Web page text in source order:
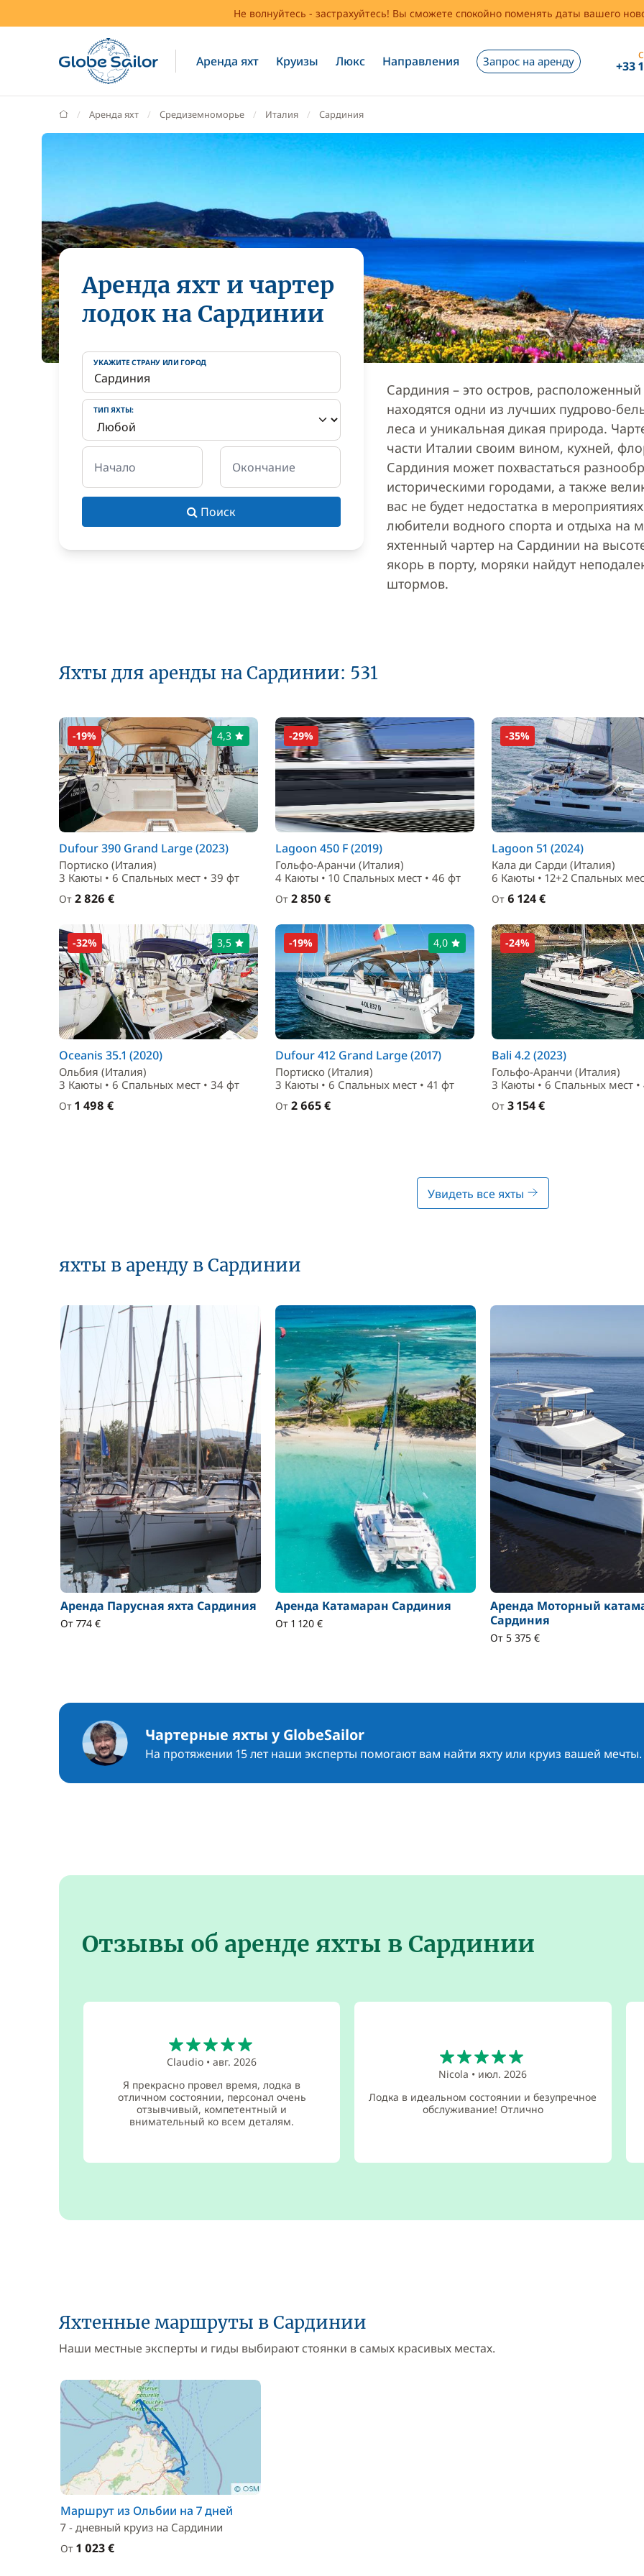
Не волнуйтесь - застрахуйтесь! Вы сможете спокойно поменять даты вашего
Аренда яхт Круизы Люкс Направления Запрос на аренду +33
GlobeSailor
Аренда яхт Средиземноморье Италия Сардиния
Аренда яхт и чартер
лодок на Сардинии
УКАЖИТЕ СТРАНУ ИЛИ ГОРОД
ТИП ЯХТЫ:
Начало Окончание
Поиск
Сардиния – это остров,
находятся одни из лучших пудрово-
леса и уникальная дикая природа.
части Италии своим вином, кухней,
Сардиния может похвастаться
историческими городами, а также
вас не будет недостатка в
любители водного спорта и отдыха на
яхтенный чартер на Сардинии на
якорь в порту, моряки найдут
штормов.
Яхты для аренды на Сардинии: 531
-19% 4,3
Dufour 390 Grand Large (2023)
Портиско (Италия)
3 Каюты • 6 Спальныx мест • 39 фт
От 2 826 €
-29%
Lagoon 450 F (2019)
Гольфо-Аранчи (Италия)
4 Каюты • 10 Спальныx мест • 46 фт
От 2 850 €
-35%
Lagoon 51 (2024)
Кала ди Сарди (Италия)
6 Каюты • 12+2 Спальныx
От 6 124 €
-32% 3,5
Oceanis 35.1 (2020)
Ольбия (Италия)
3 Каюты • 6 Спальныx мест • 34 фт
От 1 498 €
-19% 4,0
Dufour 412 Grand Large (2017)
Портиско (Италия)
3 Каюты • 6 Спальныx мест • 41 фт
От 2 665 €
-24%
Bali 4.2 (2023)
Гольфо-Аранчи (Италия)
3 Каюты • 6 Спальныx мест •
От 3 154 €
Увидеть все яхты
яхты в аренду в Сардинии
Аренда Парусная яхта Сардиния
От 774 €
Аренда Катамаран Сардиния
От 1 120 €
Аренда Моторный
Сардиния
От 5 375 €
Чартерные яхты у GlobeSailor
На протяжении 15 лет наши эксперты помогают вам найти яхту или круиз вашей мечты.
Отзывы об аренде яхты в Сардинии
Claudio •авг. 2026
Я прекрасно провел время, лодка в
отличном состоянии, персонал очень
отзывчивый, компетентный и
внимательный ко всем деталям.
Nicola • июл. 2026
Лодка в идеальном состоянии и безупречное
обслуживание! Отлично
Яхтенные маршруты в Сардинии
Наши местные эксперты и гиды выбирают стоянки в самых красивых местах.
Маршрут из Ольбии на 7 дней
7 - дневный круиз на Сардинии
От 1 023 €